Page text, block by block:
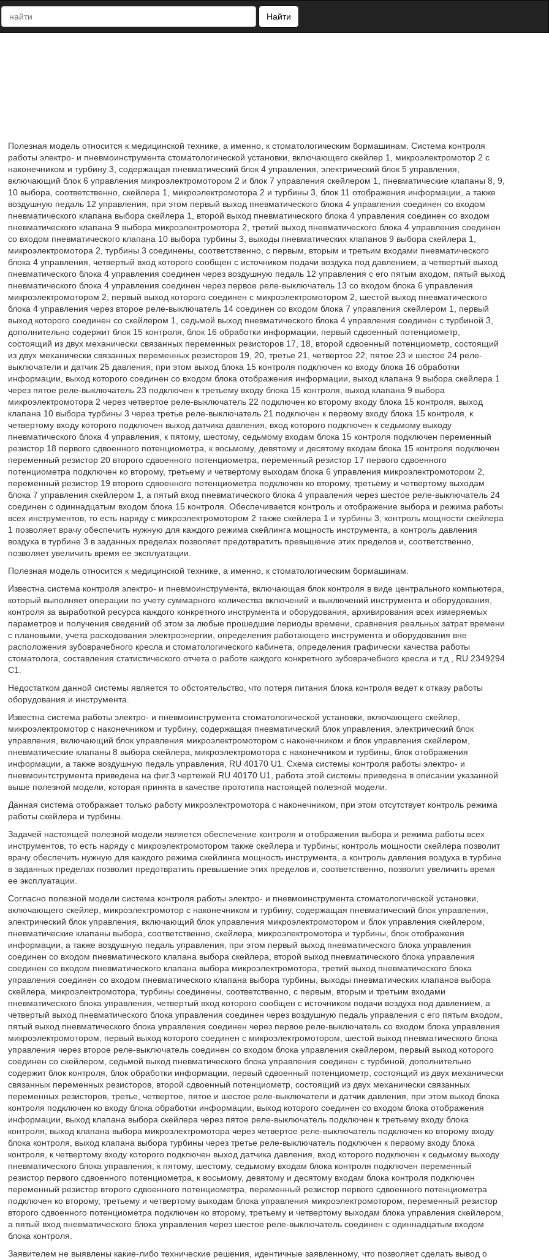
Найти
Полезная модель относится к медицинской технике, а именно, к стоматологическим бормашинам. Система контроля
работы электро- и пневмоинструмента стоматологической установки, включающего скейлер 1, микроэлектромотор 2 с
наконечником и турбину 3, содержащая пневматический блок 4 управления, электрический блок 5 управления,
включающий блок 6 управления микроэлектромотором 2 и блок 7 управления скейлером 1, пневматические клапаны 8, 9,
10 выбора, соответственно, скейлера 1, микроэлектромотора 2 и турбины 3, блок 11 отображения информации, а также
воздушную педаль 12 управления, при этом первый выход пневматического блока 4 управления соединен со входом
пневматического клапана выбора скейлера 1, второй выход пневматического блока 4 управления соединен со входом
пневматического клапана 9 выбора микроэлектромотора 2, третий выход пневматического блока 4 управления соединен
со входом пневматического клапана 10 выбора турбины 3, выходы пневматических клапанов 9 выбора скейлера 1,
микроэлектромотора 2, турбины 3 соединены, соответственно, с первым, вторым и третьим входами пневматического
блока 4 управления, четвертый вход которого сообщен с источником подачи воздуха под давлением, а четвертый выход
пневматического блока 4 управления соединен через воздушную педаль 12 управления с его пятым входом, пятый выход
пневматического блока 4 управления соединен через первое реле-выключатель 13 со входом блока 6 управления
микроэлектромотором 2, первый выход которого соединен с микроэлектромотором 2, шестой выход пневматического
блока 4 управления через второе реле-выключатель 14 соединен со входом блока 7 управления скейлером 1, первый
выход которого соединен со скейлером 1, седьмой выход пневматического блока 4 управления соединен с турбиной 3,
дополнительно содержит блок 15 контроля, блок 16 обработки информации, первый сдвоенный потенциометр,
состоящий из двух механически связанных переменных резисторов 17, 18, второй сдвоенный потенциометр, состоящий
из двух механически связанных переменных резисторов 19, 20, третье 21, четвертое 22, пятое 23 и шестое 24 реле-
выключатели и датчик 25 давления, при этом выход блока 15 контроля подключен ко входу блока 16 обработки
информации, выход которого соединен со входом блока отображения информации, выход клапана 9 выбора скейлера 1
через пятое реле-выключатель 23 подключен к третьему входу блока 15 контроля, выход клапана 9 выбора
микроэлектромотора 2 через четвертое реле-выключатель 22 подключен ко второму входу блока 15 контроля, выход
клапана 10 выбора турбины 3 через третье реле-выключатель 21 подключен к первому входу блока 15 контроля, к
четвертому входу которого подключен выход датчика давления, вход которого подключен к седьмому выходу
пневматического блока 4 управления, к пятому, шестому, седьмому входам блока 15 контроля подключен переменный
резистор 18 первого сдвоенного потенциометра, к восьмому, девятому и десятому входам блока 15 контроля подключен
переменный резистор 20 второго сдвоенного потенциометра, переменный резистор 17 первого сдвоенного
потенциометра подключен ко второму, третьему и четвертому выходам блока 6 управления микроэлектромотором 2,
переменный резистор 19 второго сдвоенного потенциометра подключен ко второму, третьему и четвертому выходам
блока 7 управления скейлером 1, а пятый вход пневматического блока 4 управления через шестое реле-выключатель 24
соединен с одиннадцатым входом блока 15 контроля. Обеспечивается контроль и отображение выбора и режима работы
всех инструментов, то есть наряду с микроэлектромотором 2 также скейлера 1 и турбины 3; контроль мощности скейлера
1 позволяет врачу обеспечить нужную для каждого режима скейлинга мощность инструмента, а контроль давления
воздуха в турбине 3 в заданных пределах позволяет предотвратить превышение этих пределов и, соответственно,
позволяет увеличить время ее эксплуатации.
Полезная модель относится к медицинской технике, а именно, к стоматологическим бормашинам.
Известна система контроля электро- и пневмоинструмента, включающая блок контроля в виде центрального компьютера,
который выполняет операции по учету суммарного количества включений и выключений инструмента и оборудования,
контроля за выработкой ресурса каждого конкретного инструмента и оборудования, архивирования всех измеряемых
параметров и получения сведений об этом за любые прошедшие периоды времени, сравнения реальных затрат времени
с плановыми, учета расходования электроэнергии, определения работающего инструмента и оборудования вне
расположения зубоврачебного кресла и стоматологического кабинета, определения графически качества работы
стоматолога, составления статистического отчета о работе каждого конкретного зубоврачебного кресла и т.д., RU 2349294
С1.
Недостатком данной системы является то обстоятельство, что потеря питания блока контроля ведет к отказу работы
оборудования и инструмента.
Известна система работы электро- и пневмоинструмента стоматологической установки, включающего скейлер,
микроэлектромотор с наконечником и турбину, содержащая пневматический блок управления, электрический блок
управления, включающий блок управления микроэлектромотором с наконечником и блок управления скейлером,
пневматические клапаны 8 выбора скейлера, микроэлектромотора с наконечником и турбины, блок отображения
информации, а также воздушную педаль управления, RU 40170 U1. Схема системы контроля работы электро- и
пневмоинтструмента приведена на фиг.3 чертежей RU 40170 U1, работа этой системы приведена в описании указанной
выше полезной модели, которая принята в качестве прототипа настоящей полезной модели.
Данная система отображает только работу микроэлектромотора с наконечником, при этом отсутствует контроль режима
работы скейлера и турбины.
Задачей настоящей полезной модели является обеспечение контроля и отображения выбора и режима работы всех
инструментов, то есть наряду с микроэлектромотором также скейлера и турбины; контроль мощности скейлера позволит
врачу обеспечить нужную для каждого режима скейлинга мощность инструмента, а контроль давления воздуха в турбине
в заданных пределах позволит предотвратить превышение этих пределов и, соответственно, позволит увеличить время
ее эксплуатации.
Согласно полезной модели система контроля работы электро- и пневмоинструмента стоматологической установки,
включающего скейлер, микроэлектромотор с наконечником и турбину, содержащая пневматический блок управления,
электрический блок управления, включающий блок управления микроэлектромотором и блок управления скейлером,
пневматические клапаны выбора, соответственно, скейлера, микроэлектромотора и турбины, блок отображения
информации, а также воздушную педаль управления, при этом первый выход пневматического блока управления
соединен со входом пневматического клапана выбора скейлера, второй выход пневматического блока управления
соединен со входом пневматического клапана выбора микроэлектромотора, третий выход пневматического блока
управления соединен со входом пневматического клапана выбора турбины, выходы пневматических клапанов выбора
скейлера, микроэлектромотора, турбины соединены, соответственно, с первым, вторым и третьим входами
пневматического блока управления, четвертый вход которого сообщен с источником подачи воздуха под давлением, а
четвертый выход пневматического блока управления соединен через воздушную педаль управления с его пятым входом,
пятый выход пневматического блока управления соединен через первое реле-выключатель со входом блока управления
микроэлектромотором, первый выход которого соединен с микроэлектромотором, шестой выход пневматического блока
управления через второе реле-выключатель соединен со входом блока управления скейлером, первый выход которого
соединен со скейлером, седьмой выход пневматического блока управления соединен с турбиной, дополнительно
содержит блок контроля, блок обработки информации, первый сдвоенный потенциометр, состоящий из двух механически
связанных переменных резисторов, второй сдвоенный потенциометр, состоящий из двух механически связанных
переменных резисторов, третье, четвертое, пятое и шестое реле-выключатели и датчик давления, при этом выход блока
контроля подключен ко входу блока обработки информации, выход которого соединен со входом блока отображения
информации, выход клапана выбора скейлера через пятое реле-выключатель подключен к третьему входу блока
контроля, выход клапана выбора микроэлектромотора через четвертое реле-выключатель подключен ко второму входу
блока контроля, выход клапана выбора турбины через третье реле-выключатель подключен к первому входу блока
контроля, к четвертому входу которого подключен выход датчика давления, вход которого подключен к седьмому выходу
пневматического блока управления, к пятому, шестому, седьмому входам блока контроля подключен переменный
резистор первого сдвоенного потенциометра, к восьмому, девятому и десятому входам блока контроля подключен
переменный резистор второго сдвоенного потенциометра, переменный резистор первого сдвоенного потенциометра
подключен ко второму, третьему и четвертому выходам блока управления микроэлектромотором, переменный резистор
второго сдвоенного потенциометра подключен ко второму, третьему и четвертому выходам блока управления скейлером,
а пятый вход пневматического блока управления через шестое реле-выключатель соединен с одиннадцатым входом
блока контроля.
Заявителем не выявлены какие-либо технические решения, идентичные заявленному, что позволяет сделать вывод о